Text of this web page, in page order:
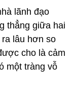
lãnh đạo
thẳng giữa hai
lâu hơn so
cho là cảm
một tràng vỗ